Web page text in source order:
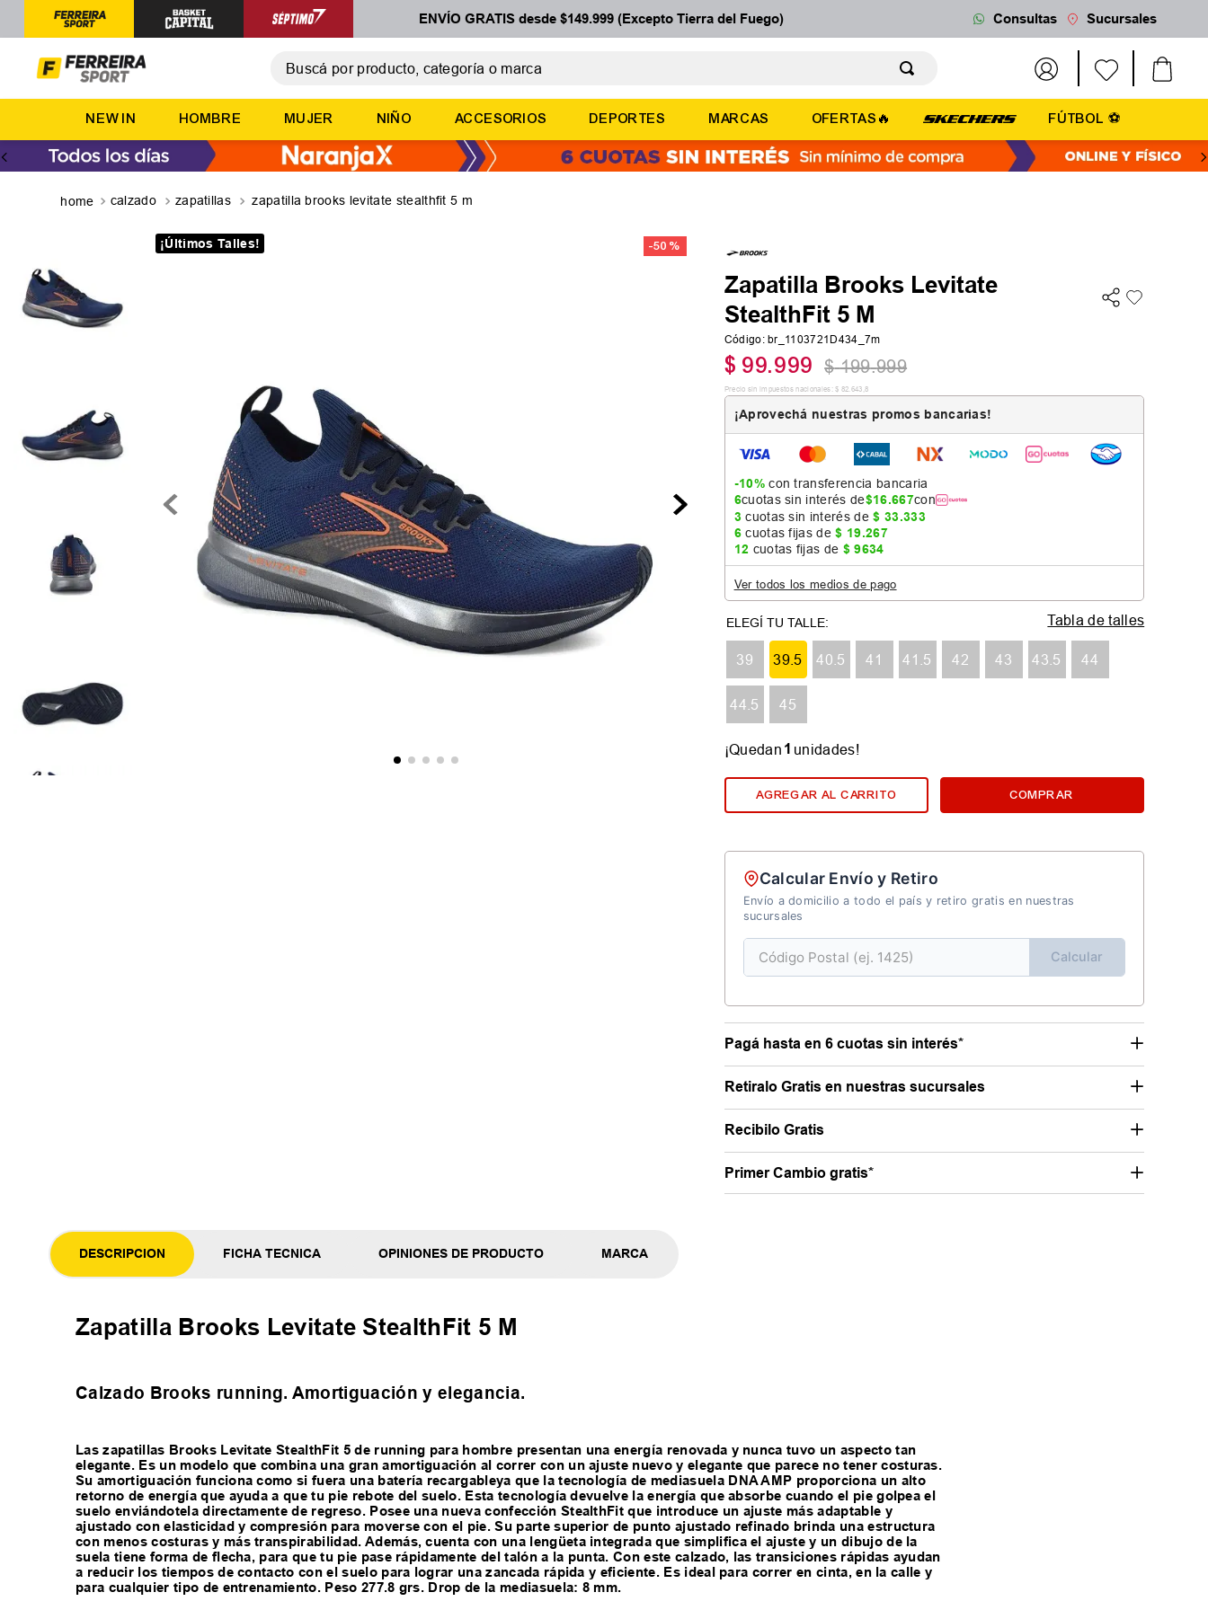
ENVÍO GRATIS desde $149.999 (Excepto Tierra del Fuego) Consultas Sucursales
TÉRMINOS MÁS BUSCADOS
2
zapatillas
3 .
basquet
NEW IN HOMBRE MUJER NIÑO ACCESORIOS DEPORTES MARCAS OFERTAS🔥 FÚTBOL ⚽
calzado zapatillas zapatilla brooks levitate stealthfit 5 m
¡Últimos Talles! -50 %
Zapatilla Brooks Levitate
StealthFit 5 M
Código:br_1103721D434_7m
$ 99.999 $ 199.999
Precio sin impuestos nacionales: $ 82.643 ,8
¡Aprovechá nuestras promos bancarias!
-10%con transferencia bancaria
6cuotas sin interés de$16.667con
3cuotas sin interés de$ 33.333
6cuotas fijas de$ 19.267
12 cuotas fijas de $ 9634
Ver todos los medios de pago
39 39.5 40.5 41 41.5 42 43 43.5 44
44.5 45
Tabla de talles
¡Quedan 1 unidades!
AGREGAR AL CARRITO COMPRAR
Calcular Envío y Retiro
Envío a domicilio a todo el país y retiro gratis en nuestras
sucursales
Calcular
Pagá hasta en 6 cuotas sin interés*
Retiralo Gratis en nuestras sucursales
Recibilo Gratis
Primer Cambio gratis*
DESCRIPCION FICHA TECNICA OPINIONES DE PRODUCTO MARCA
Zapatilla Brooks Levitate StealthFit 5 M
Calzado Brooks running. Amortiguación y elegancia.
Las zapatillas Brooks Levitate StealthFit 5 de running para hombre presentan una energía renovada y nunca tuvo un aspecto tan
elegante. Es un modelo que combina una gran amortiguación al correr con un ajuste nuevo y elegante que parece no tener costuras.
Su amortiguación funciona como si fuera una batería recargableya que la tecnología de mediasuela DNA AMP proporciona un alto
retorno de energía que ayuda a que tu pie rebote del suelo. Esta tecnología devuelve la energía que absorbe cuando el pie golpea el
suelo enviándotela directamente de regreso. Posee una nueva confección StealthFit que introduce un ajuste más adaptable y
ajustado con elasticidad y compresión para moverse con el pie. Su parte superior de punto ajustado refinado brinda una estructura
con menos costuras y más transpirabilidad. Además, cuenta con una lengüeta integrada que simplifica el ajuste y un dibujo de la
suela tiene forma de flecha, para que tu pie pase rápidamente del talón a la punta. Con este calzado, las transiciones rápidas ayudan
a reducir los tiempos de contacto con el suelo para lograr una zancada rápida y eficiente. Es ideal para correr en cinta, en la calle y
para cualquier tipo de entrenamiento. Peso 277.8 grs. Drop de la mediasuela: 8 mm.